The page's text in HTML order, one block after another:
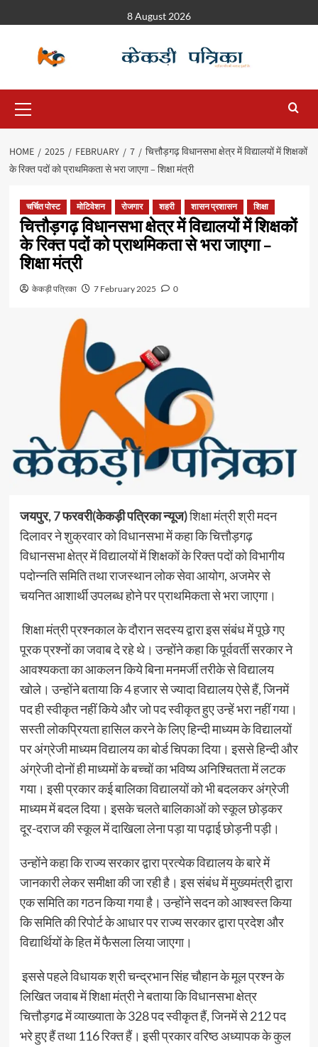
8 August 2026
HOME 2025 FEBRUARY 7
चित्तौड़गढ़ विधानसभा क्षेत्र में विद्यालयों में शिक्षकों
के रिक्त पदों को प्राथमिकता से भरा जाएगा – शिक्षा मंत्री
चर्चित पोस्ट मोटिवेशन रोजगार शहरी शासन प्रशासन शिक्षा
चित्तौड़गढ़ विधानसभा क्षेत्र में विद्यालयों में शिक्षकों
के रिक्त पदों को प्राथमिकता से भरा जाएगा –
शिक्षा मंत्री
केकड़ी पत्रिका 7 February 2025 0
जयपुर, 7 फरवरी(केकड़ी पत्रिका न्यूज)शिक्षा मंत्री श्री मदन
दिलावर ने शुक्रवार को विधानसभा में कहा कि चित्तौड़गढ़
विधानसभा क्षेत्र में विद्यालयों में शिक्षकों के रिक्त पदों को विभागीय
पदोन्नति समिति तथा राजस्थान लोक सेवा आयोग, अजमेर से
चयनित आशार्थी उपलब्ध होने पर प्राथमिकता से भरा जाएगा।
शिक्षा मंत्री प्रश्नकाल के दौरान सदस्य द्वारा इस संबंध में पूछे गए
पूरक प्रश्नों का जवाब दे रहे थे। उन्होंने कहा कि पूर्ववर्ती सरकार ने
आवश्यकता का आकलन किये बिना मनमर्जी तरीके से विद्यालय
खोले। उन्होंने बताया कि 4 हजार से ज्यादा विद्यालय ऐसे हैं, जिनमें
पद ही स्वीकृत नहीं किये और जो पद स्वीकृत हुए उन्हें भरा नहीं गया।
सस्ती लोकप्रियता हासिल करने के लिए हिन्दी माध्यम के विद्यालयों
पर अंग्रेजी माध्यम विद्यालय का बोर्ड चिपका दिया। इससे हिन्दी और
अंग्रेजी दोनों ही माध्यमों के बच्चों का भविष्य अनिश्चितता में लटक
गया। इसी प्रकार कई बालिका विद्यालयों को भी बदलकर अंग्रेजी
माध्यम में बदल दिया। इसके चलते बालिकाओं को स्कूल छोड़कर
दूर-दराज की स्कूल में दाखिला लेना पड़ा या पढ़ाई छोड़नी पड़ी।
उन्होंने कहा कि राज्य सरकार द्वारा प्रत्येक विद्यालय के बारे में
जानकारी लेकर समीक्षा की जा रही है। इस संबंध में मुख्यमंत्री द्वारा
एक समिति का गठन किया गया है। उन्होंने सदन को आश्वस्त किया
कि समिति की रिपोर्ट के आधार पर राज्य सरकार द्वारा प्रदेश और
विद्यार्थियों के हित में फैसला लिया जाएगा।
इससे पहले विधायक श्री चन्द्रभान सिंह चौहान के मूल प्रश्न के
लिखित जवाब में शिक्षा मंत्री ने बताया कि विधानसभा क्षेत्र
चित्तौड़गढ में व्याख्याता के 328 पद स्वीकृत हैं, जिनमें से 212 पद
भरे हुए हैं तथा 116 रिक्त हैं। इसी प्रकार वरिष्ठ अध्यापक के कुल